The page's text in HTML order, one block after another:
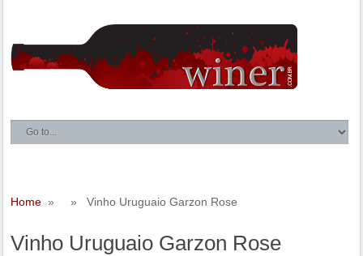
Home » » Vinho Uruguaio Garzon Rose
Vinho Uruguaio Garzon Rose